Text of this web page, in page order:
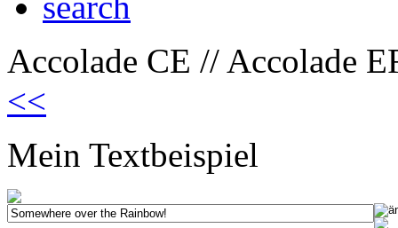
Accolade CE // Accolade
<<
Mein Textbeispiel